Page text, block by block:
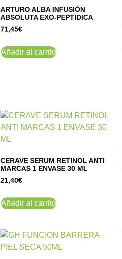
ARTURO ALBA INFUSIÓN
ABSOLUTA EXO-PEPTIDICA
71,45€
Añadir al carrito
CERAVE SERUM RETINOL ANTI
MARCAS 1 ENVASE 30 ML
21,40€
Añadir al carrito